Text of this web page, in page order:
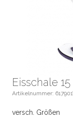
Eisschale
Artikelnummer:
versch. Größen